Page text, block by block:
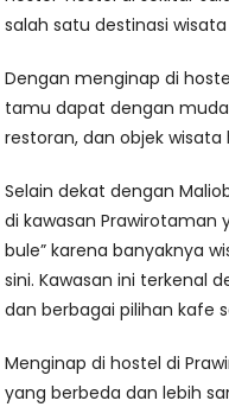
salah satu destinasi
Dengan menginap di
tamu dapat dengan
restoran, dan objek
Selain dekat dengan
di kawasan Prawirotaman
bule” karena banyaknya
sini. Kawasan ini terkenal
dan berbagai pilihan kafe
Menginap di hostel di
yang berbeda dan lebih